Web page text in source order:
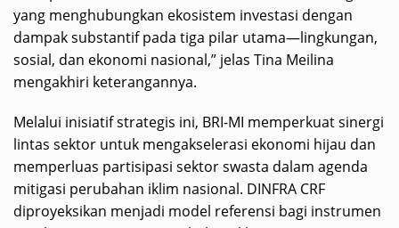
yang menghubungkan ekosistem investasi dengan
dampak substantif pada tiga pilar utama—lingkungan,
sosial, dan ekonomi nasional,” jelas Tina Meilina
mengakhiri keterangannya.
Melalui inisiatif strategis ini, BRI-MI memperkuat sinergi
lintas sektor untuk mengakselerasi ekonomi hijau dan
memperluas partisipasi sektor swasta dalam agenda
mitigasi perubahan iklim nasional. DINFRA CRF
diproyeksikan menjadi model referensi bagi instrumen